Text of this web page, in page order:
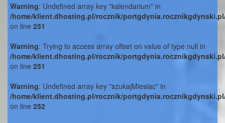
Warning: Undefined array key "kalendarium" in
/home/klient.dhosting.pl/rocznik/
on line 251
Warning: Trying to access array offset on value of type null in
/home/klient.dhosting.pl/rocznik/
on line 251
Warning: Undefined array key "szukajMiesiac" in
/home/klient.dhosting.pl/rocznik/
on line 252